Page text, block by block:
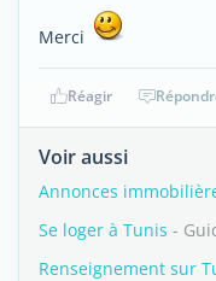
Merci
Réagir
Voir aussi
Annonces
Se loger à Tunis -
Renseignement sur